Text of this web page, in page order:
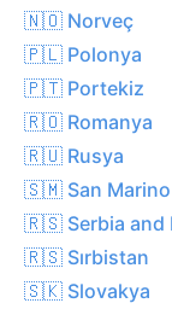
🇳🇴 Norveç
🇵🇱 Polonya
🇵🇹 Portekiz
🇷🇴 Romanya
🇷🇺 Rusya
🇸🇲 San Marino
🇷🇸 Serbia and
🇷🇸 Sırbistan
🇸🇰 Slovakya